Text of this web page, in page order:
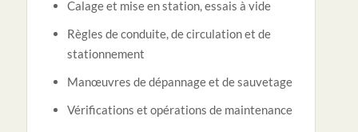
Calage et mise en station, essais à vide
Règles de conduite, de circulation et de
stationnement
Manœuvres de dépannage et de sauvetage
Vérifications et opérations de maintenance